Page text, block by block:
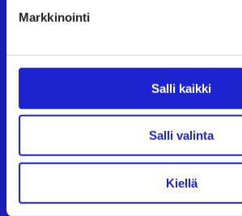
Markkinointi
Salli kaikki
Salli valinta
Kiellä
AVOIMET TYÖPAIKAT
TULE JÄSENEKSI
TEKSTIILI- JA MUOTIALA
TUTUSTU